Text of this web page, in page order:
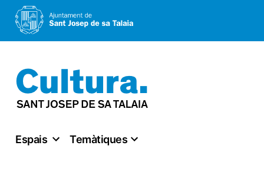
al
contingut
Espais Temàtiques